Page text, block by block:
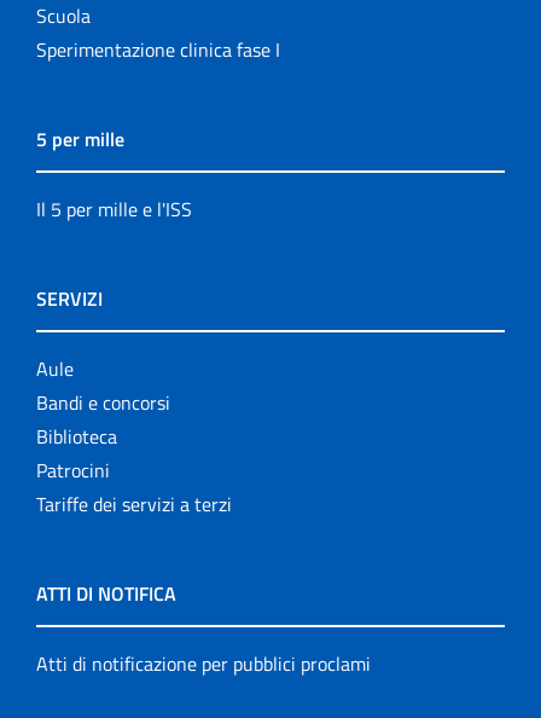
Scuola
Sperimentazione clinica fase I
5 per mille
Il 5 per mille e l'ISS
SERVIZI
Aule
Bandi e concorsi
Biblioteca
Patrocini
Tariffe dei servizi a terzi
ATTI DI NOTIFICA
Atti di notificazione per pubblici proclami